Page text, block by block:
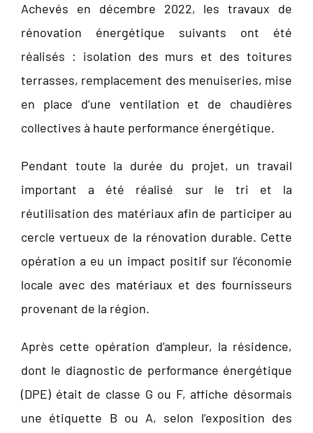
Achevés en décembre 2022, les travaux de
rénovation énergétique suivants ont été
réalisés : isolation des murs et des toitures
terrasses, remplacement des menuiseries, mise
en place d’une ventilation et de chaudières
collectives à haute performance énergétique.
Pendant toute la durée du projet, un travail
important a été réalisé sur le tri et la
réutilisation des matériaux afin de participer au
cercle vertueux de la rénovation durable. Cette
opération a eu un impact positif sur l’économie
locale avec des matériaux et des fournisseurs
provenant de la région.
Après cette opération d’ampleur, la résidence,
dont le diagnostic de performance énergétique
(DPE) était de classe G ou F, affiche désormais
une étiquette B ou A, selon l’exposition des